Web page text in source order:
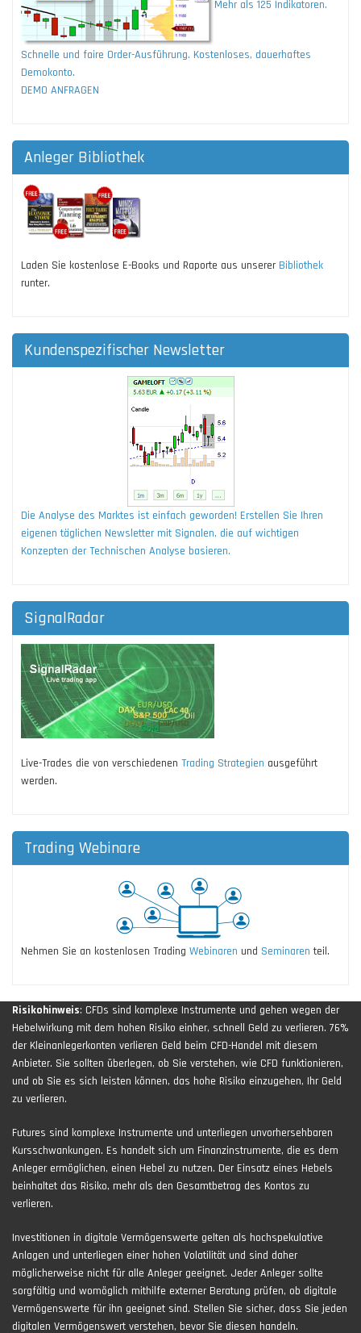
Mehr als 125 Indikatoren.
Schnelle und faire Order-Ausführung. Kostenloses, dauerhaftes
Demokonto.
DEMO ANFRAGEN
Anleger Bibliothek
Laden Sie kostenlose E-Books und Raporte aus unserer Bibliothek
runter.
Kundenspezifischer Newsletter
Die Analyse des Marktes ist einfach geworden! Erstellen Sie Ihren
eigenen täglichen Newsletter mit Signalen, die auf wichtigen
Konzepten der Technischen Analyse basieren.
SignalRadar
Live-Trades die von verschiedenen Trading Strategien ausgeführt
werden.
Trading Webinare
Nehmen Sie an kostenlosen Trading Webinaren und Seminaren teil.
Risikohinweis: CFDs sind komplexe Instrumente und gehen wegen der
Hebelwirkung mit dem hohen Risiko einher, schnell Geld zu verlieren. 76%
der Kleinanlegerkonten verlieren Geld beim CFD-Handel mit diesem
Anbieter. Sie sollten überlegen, ob Sie verstehen, wie CFD funktionieren,
und ob Sie es sich leisten können, das hohe Risiko einzugehen, Ihr Geld
zu verlieren.
Futures sind komplexe Instrumente und unterliegen unvorhersehbaren
Kursschwankungen. Es handelt sich um Finanzinstrumente, die es dem
Anleger ermöglichen, einen Hebel zu nutzen. Der Einsatz eines Hebels
beinhaltet das Risiko, mehr als den Gesamtbetrag des Kontos zu
verlieren.
Investitionen in digitale Vermögenswerte gelten als hochspekulative
Anlagen und unterliegen einer hohen Volatilität und sind daher
möglicherweise nicht für alle Anleger geeignet. Jeder Anleger sollte
sorgfältig und womöglich mithilfe externer Beratung prüfen, ob digitale
Vermögenswerte für ihn geeignet sind. Stellen Sie sicher, dass Sie jeden
digitalen Vermögenswert verstehen, bevor Sie diesen handeln.